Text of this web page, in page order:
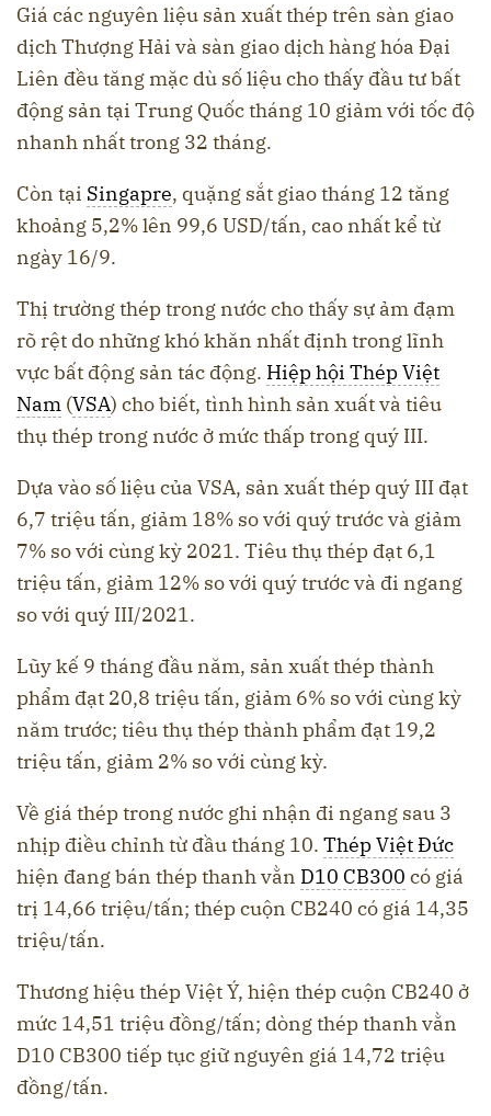
Giá các nguyên liệu sản xuất thép trên sàn giao
dịch Thượng Hải và sàn giao dịch hàng hóa Đại
Liên đều tăng mặc dù số liệu cho thấy đầu tư bất
động sản tại Trung Quốc tháng 10 giảm với tốc độ
nhanh nhất trong 32 tháng.
Còn tại Singapre, quặng sắt giao tháng 12 tăng
khoảng 5,2% lên 99,6 USD/tấn, cao nhất kể từ
ngày 16/9.
Thị trường thép trong nước cho thấy sự ảm đạm
rõ rệt do những khó khăn nhất định trong lĩnh
vực bất động sản tác động. Hiệp hội Thép Việt
Nam (VSA) cho biết, tình hình sản xuất và tiêu
thụ thép trong nước ở mức thấp trong quý III.
Dựa vào số liệu của VSA, sản xuất thép quý III đạt
6,7 triệu tấn, giảm 18% so với quý trước và giảm
7% so với cùng kỳ 2021. Tiêu thụ thép đạt 6,1
triệu tấn, giảm 12% so với quý trước và đi ngang
so với quý III/2021.
Lũy kế 9 tháng đầu năm, sản xuất thép thành
phẩm đạt 20,8 triệu tấn, giảm 6% so với cùng kỳ
năm trước; tiêu thụ thép thành phẩm đạt 19,2
triệu tấn, giảm 2% so với cùng kỳ.
Về giá thép trong nước ghi nhận đi ngang sau 3
nhịp điều chỉnh từ đầu tháng 10. Thép Việt Đức
hiện đang bán thép thanh vằn D10 CB300 có giá
trị 14,66 triệu/tấn; thép cuộn CB240 có giá 14,35
triệu/tấn.
Thương hiệu thép Việt Ý, hiện thép cuộn CB240 ở
mức 14,51 triệu đồng/tấn; dòng thép thanh vằn
D10 CB300 tiếp tục giữ nguyên giá 14,72 triệu
đồng/tấn.